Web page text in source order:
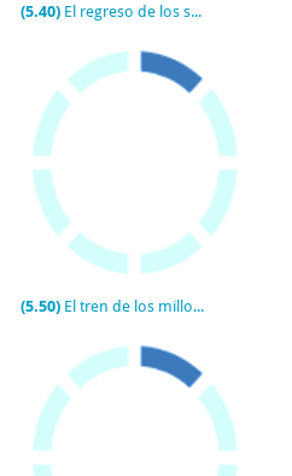
(5.40) El regreso de los supercamorristas
(5.50) El tren de los millonarios